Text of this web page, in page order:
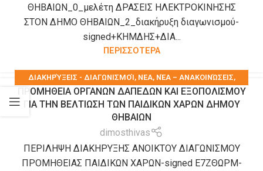
ΘΗΒΑΙΩΝ_0_μελέτη ΔΡΑΣΕΙΣ ΗΛΕΚΤΡΟΚΙΝΗΣΗΣ
ΣΤΟΝ ΔΗΜΟ ΘΗΒΑΙΩΝ_2_διακήρυξη διαγωνισμού-
signed+ΚΗΜΔΗΣ+ΔΙΑ...
ΠΕΡΙΣΣΟΤΕΡΑ
ΔΙΑΚΗΡΎΞΕΙΣ - ΔΙΑΓΩΝΙΣΜΟΊ, ΝΕΑ, ΝΈΑ – ΑΝΑΚΟΙΝΏΣΕΙΣ,
ΠΡΟΚΗΡΎΞΕΙΣ-ΔΙΑΚΗΡΎΞΕΙΣ-ΠΡΟΜΉΘΕΙΕΣ-ΥΠΗΡΕΣΊΕΣ
ΠΡΟΜΗΘΕΙΑ ΟΡΓΑΝΩΝ ΔΑΠΕΔΩΝ ΚΑΙ ΕΞΟΠΟΛΙΣΜΟΥ
ΓΙΑ ΤΗΝ ΒΕΛΤΙΩΣΗ ΤΩΝ ΠΑΙΔΙΚΩΝ ΧΑΡΩΝ ΔΗΜΟΥ
ΘΗΒΑΙΩΝ
dimosthivas
ΠΕΡΙΛΗΨΗ ΔΙΑΚΗΡΥΞΗΣ ΑΝΟΙΚΤΟΥ ΔΙΑΓΩΝΙΣΜΟΥ
ΠΡΟΜΗΘΕΙΑΣ ΠΑΙΔΙΚΩΝ ΧΑΡΩΝ-signed Ε7ΖΘΩΡΜ-